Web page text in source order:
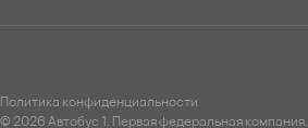
Политика конфиденциальности
© 2026 Автобус 1. Первая федеральная компания.